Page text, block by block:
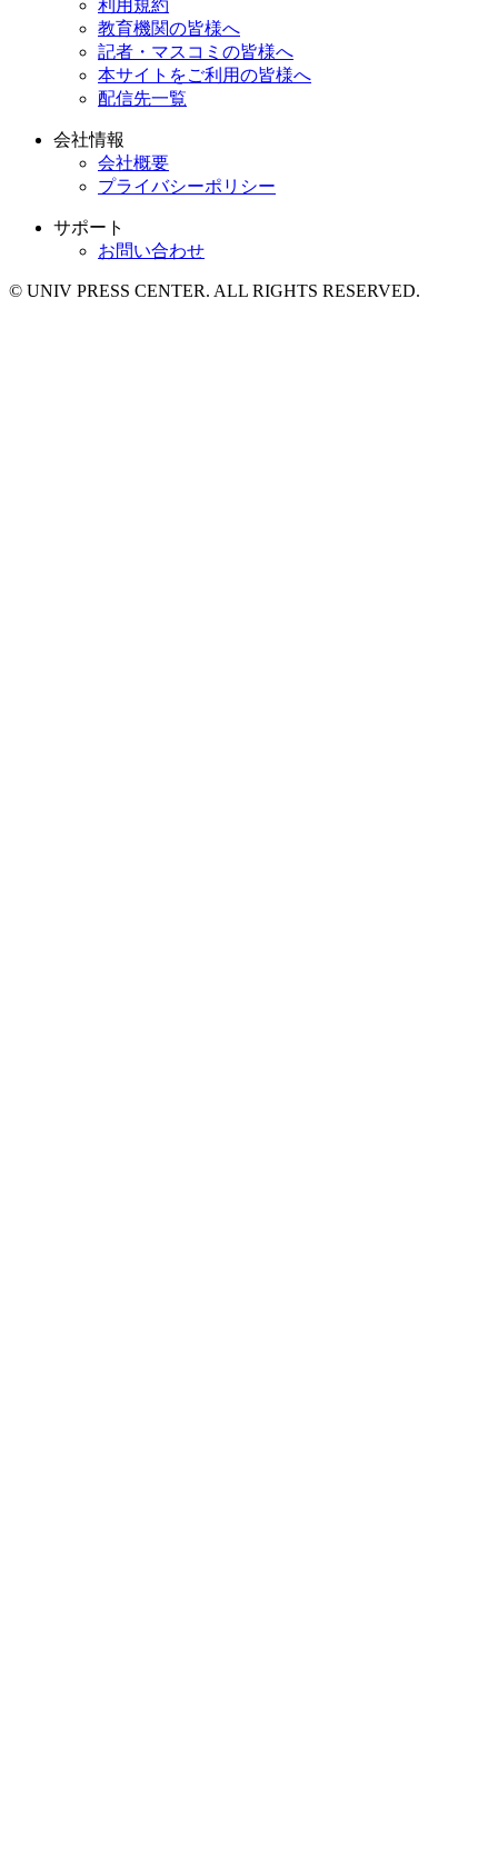
利用規約
教育機関の皆様へ
記者・マスコミの皆様へ
本サイトをご利用の皆様へ
配信先一覧
会社情報
会社概要
プライバシーポリシー
サポート
お問い合わせ
© UNIV PRESS CENTER. ALL RIGHTS RESERVED.